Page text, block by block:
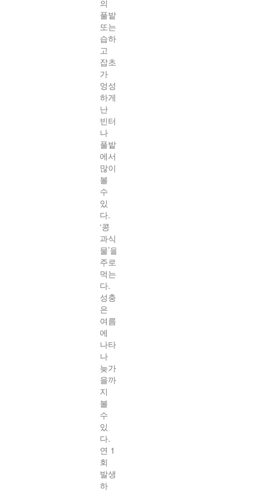
의
풀밭
또는
습하
고
잡초
가
엉성
하게
난
빈터
나
풀밭
에서
많이
볼
수
있
다.
‘콩
과식
물’을
주로
먹는
다.
성충
은
여름
에
나타
나
늦가
을까
지
볼
수
있
다.
연 1
회
발생
하